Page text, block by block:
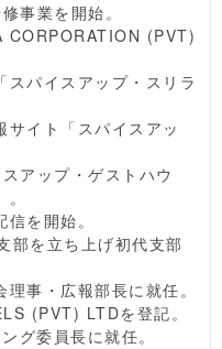
事業を開始。
CORPORATION (PVT)
パイスアップ・スリラ
イト「スパイスアッ
アップ・ゲストハウ
を開始。
部を立ち上げ初代支部
事・広報部長に就任。
(PVT) LTDを登記。
グ委員長に就任。